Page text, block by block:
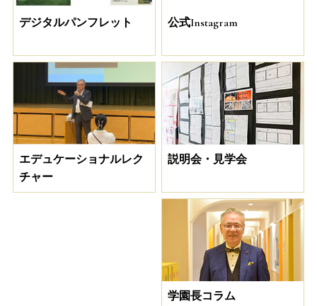
デジタルパンフレット 公式Instagram
エデュケーショナルレク
チャー
説明会・見学会
学園長コラム